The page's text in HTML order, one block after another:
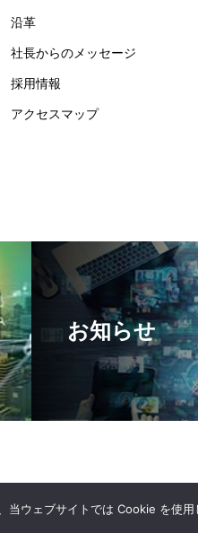
沿革
社長からのメッセージ
採用情報
アクセスマップ
お知らせ
Copyright © 日本ワ
当ウェブサイトでは Cookie を使